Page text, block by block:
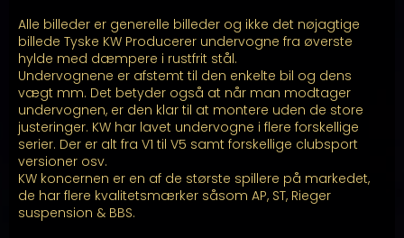
Alle billeder er generelle billeder og ikke det nøjagtige
billede Tyske KW Producerer undervogne fra øverste
hylde med dæmpere i rustfrit stål.
Undervognene er afstemt til den enkelte bil og dens
vægt mm. Det betyder også at når man modtager
undervognen, er den klar til at montere uden de store
justeringer. KW har lavet undervogne i flere forskellige
serier. Der er alt fra V1 til V5 samt forskellige clubsport
versioner osv.
KW koncernen er en af de største spillere på markedet,
de har flere kvalitetsmærker såsom AP, ST, Rieger
suspension & BBS.